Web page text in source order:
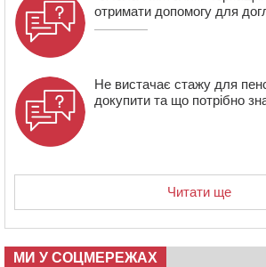
отримати допомогу для
Не вистачає стажу для
докупити та що потрібно
Читати ще
МИ У СОЦМЕРЕЖАХ